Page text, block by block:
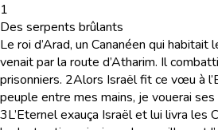
1
Des serpents brûlants
Le roi d’Arad, un Cananéen qui habitait
venait par la route d’Atharim. Il
prisonniers. 2Alors Israël fit ce vœu à
peuple entre mes mains, je vouerai
3L’Eternel exauça Israël et lui livra les